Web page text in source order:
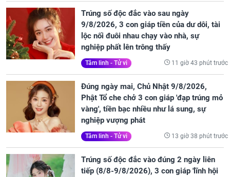
Trúng số độc đắc vào sau ngày
9/8/2026, 3 con giáp tiền của dư dôi, tài
lộc nối đuôi nhau chạy vào nhà, sự
nghiệp phất lên trông thấy
Tâm linh - Tử vi 11 giờ 43 phút trước
Đúng ngày mai, Chủ Nhật 9/8/2026,
Phật Tổ che chở 3 con giáp 'đạp trúng mỏ
vàng', tiền bạc nhiều như lá sung, sự
nghiệp vượng phát
Tâm linh - Tử vi 13 giờ 38 phút trước
Trúng số độc đắc vào đúng 2 ngày liên
tiếp (8/8-9/8/2026), 3 con giáp 'lĩnh hội